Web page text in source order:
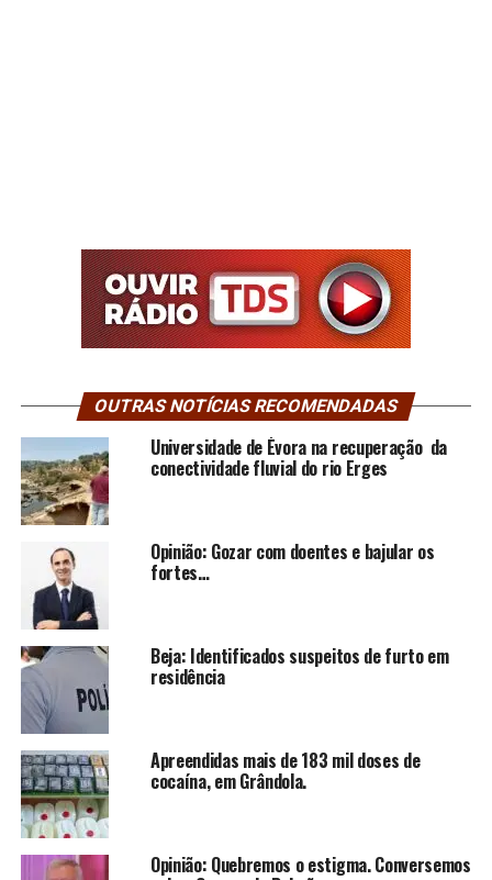
OUTRAS NOTÍCIAS RECOMENDADAS
Universidade de Évora na recuperação da
conectividade fluvial do rio Erges
Opinião: Gozar com doentes e bajular os
fortes…
Beja: Identificados suspeitos de furto em
residência
Apreendidas mais de 183 mil doses de
cocaína, em Grândola.
Opinião: Quebremos o estigma. Conversemos